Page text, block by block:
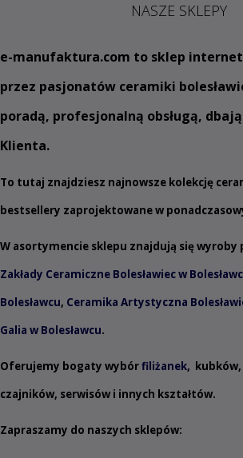
NASZE SKLEPY
e-manufaktura.com to sklep
przez pasjonatów ceramiki
poradą, profesjonalną obsługą,
Klienta.
To tutaj znajdziesz najnowsze kolekcję
bestsellery zaprojektowane w
W asortymencie sklepu znajdują się wyroby
Zakłady Ceramiczne Bolesławiec w
Bolesławcu, Ceramika Artystyczna
Galia w Bolesławcu.
Oferujemy bogaty wybórfiliżanek, kubków,
czajników, serwisów i innych kształtów.
Zapraszamy do naszych sklepów: